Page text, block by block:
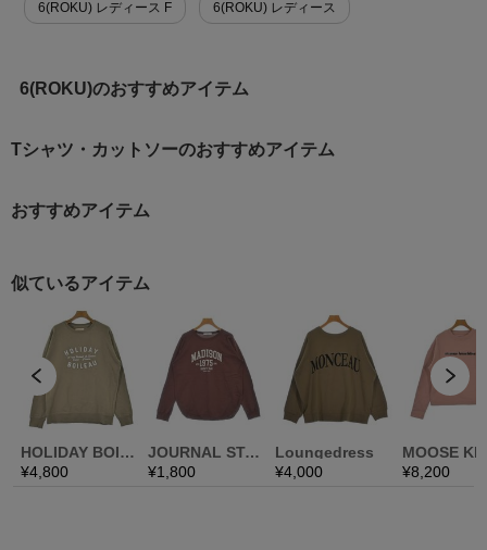
6(ROKU) レディース F 6(ROKU) レディース
6(ROKU)のおすすめアイテム
Tシャツ・カットソーのおすすめアイテム
おすすめアイテム